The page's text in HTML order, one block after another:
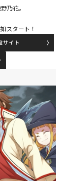
乃花。
スタート！
サイト